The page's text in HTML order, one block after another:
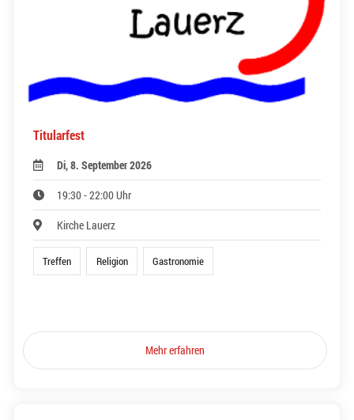
Titularfest
Di, 8. September 2026
19:30 - 22:00 Uhr
Kirche Lauerz
Treffen Religion Gastronomie
Mehr erfahren